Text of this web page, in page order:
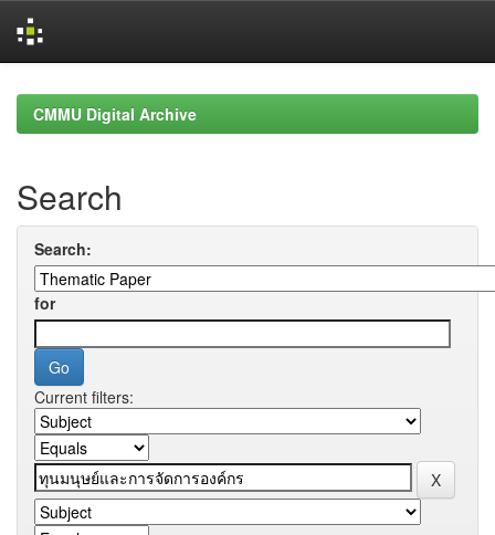
navigationCMMU Digital Archive
Search
Search:
for
Current filters: